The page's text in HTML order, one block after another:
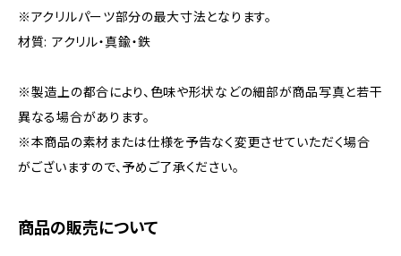
※アクリルパーツ部分の最大寸法となります。
材質: アクリル・真鍮・鉄
※製造上の都合により、色味や形状などの細部が商品写真と若干
異なる場合があります。
※本商品の素材または仕様を予告なく変更させていただく場合
がございますので、予めご了承ください。
商品の販売について